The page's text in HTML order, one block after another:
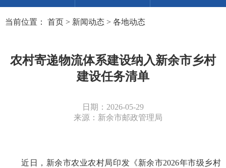
当前位置： 首页 > 新闻动态 > 各地动态
农村寄递物流体系建设纳入新余市乡村
建设任务清单
日期：2026-05-29
来源：新余市邮政管理局
近日，新余市农业农村局印发《新余市2026年市级乡村